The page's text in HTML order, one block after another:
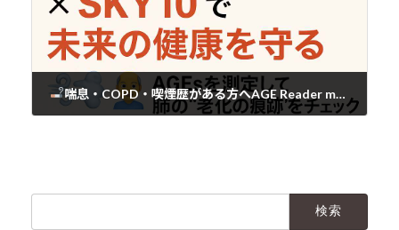
喘息・COPD・喫煙歴がある方へAGE Reader mu × SKY10で未来の健康を守る